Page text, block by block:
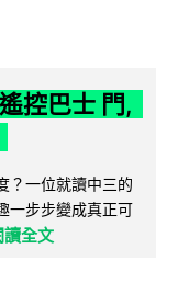
控巴士 門,
？一位就讀中三的
一步步變成真正可
讀全文